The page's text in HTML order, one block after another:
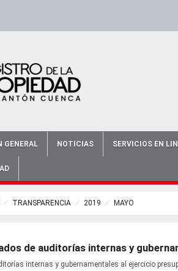
GENERAL NOTICIAS SERVICIOS EN
TRANSPARENCIA 2019 MAYO
de auditorías internas y
internas y gubernamentales al ejercicio